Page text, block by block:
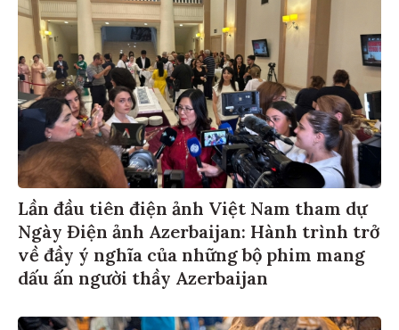
Lần đầu tiên điện ảnh Việt Nam tham dự
Ngày Điện ảnh Azerbaijan: Hành trình trở
về đầy ý nghĩa của những bộ phim mang
dấu ấn người thầy Azerbaijan